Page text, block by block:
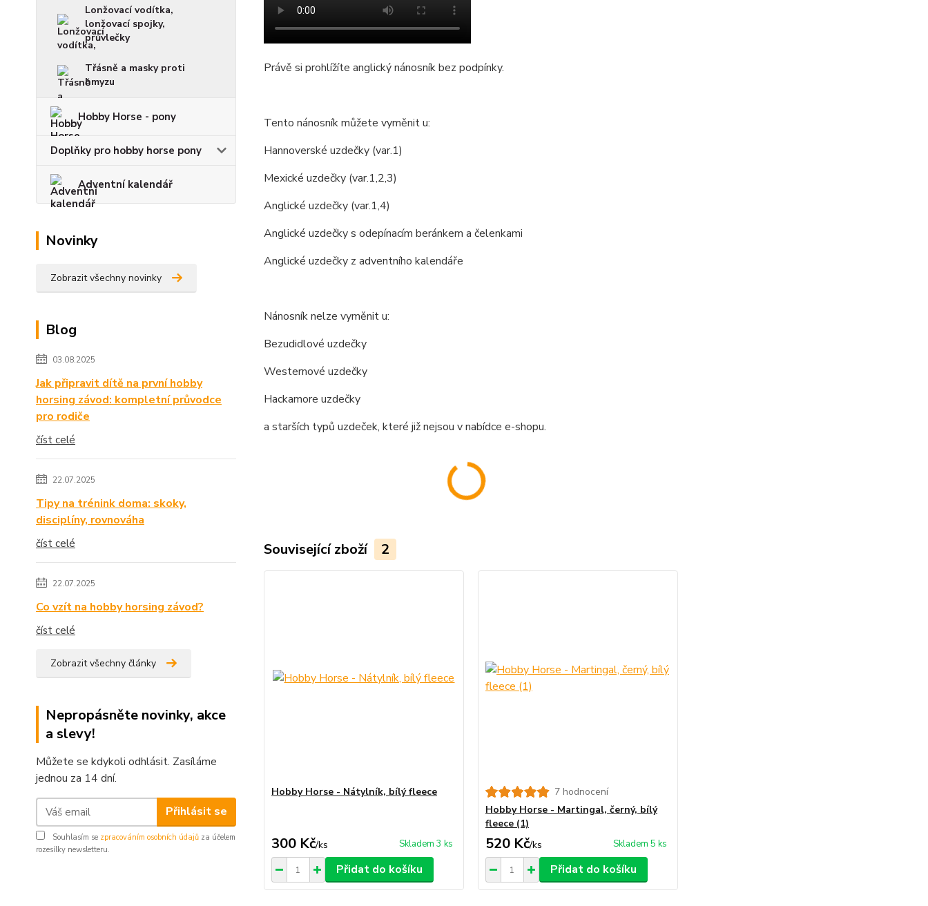
Lonžovací vodítka,
lonžovací spojky,
průvlečky
Třásně a masky proti
hmyzu
Hobby Horse - pony
Doplňky pro hobby horse pony
Adventní kalendář
Novinky
Zobrazit všechny novinky
Blog
03.08.2025
Jak připravit dítě na první hobby
horsing závod: kompletní průvodce
pro rodiče
číst celé
22.07.2025
Tipy na trénink doma: skoky,
disciplíny, rovnováha
číst celé
22.07.2025
Co vzít na hobby horsing závod?
číst celé
Zobrazit všechny články
Nepropásněte novinky, akce
a slevy!
Můžete se kdykoli odhlásit. Zasíláme
jednou za 14 dní.
Přihlásit se
Souhlasím se zpracováním osobních údajů za účelem
rozesílky newsletteru.
Právě si prohlížíte anglický nánosník bez podpínky.
Tento nánosník můžete vyměnit u:
Hannoverské uzdečky (var.1)
Mexické uzdečky (var.1,2,3)
Anglické uzdečky (var.1,4)
Anglické uzdečky s odepínacím beránkem a čelenkami
Anglické uzdečky z adventního kalendáře
Nánosník nelze vyměnit u:
Bezudidlové uzdečky
Westernové uzdečky
Hackamore uzdečky
a starších typů uzdeček, které již nejsou v nabídce e-shopu.
Související zboží 2
Hobby Horse - Nátylník, bílý fleece
300 Kč/ks Skladem 3 ks
Přidat do košíku
7 hodnocení
Hobby Horse - Martingal, černý, bílý
fleece (1)
520 Kč/ks Skladem 5 ks
Přidat do košíku